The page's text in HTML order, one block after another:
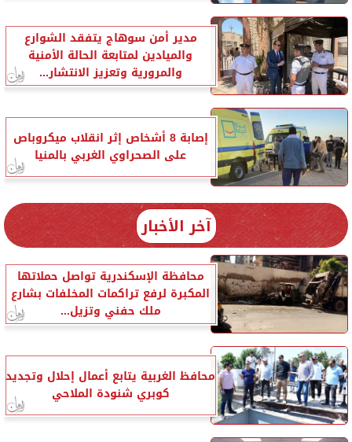
مدير أمن سوهاج يتفقد الشوارع
والميادين لمتابعة الحالة الأمنية
والمرورية وتعزيز الانتشار...
إصابة 8 أشخاص إثر انقلاب ميكروباص
على الصحراوي الغربي بالمنيا
آخر الأخبار
محافظة الإسكندرية تواصل حملاتها
المكبرة لرفع تراكمات المخلفات بشارع
ملك حفني وتزيل...
محافظ الغربية يتابع أعمال إحلال وتجديد
كوبري شنودة الملاحي